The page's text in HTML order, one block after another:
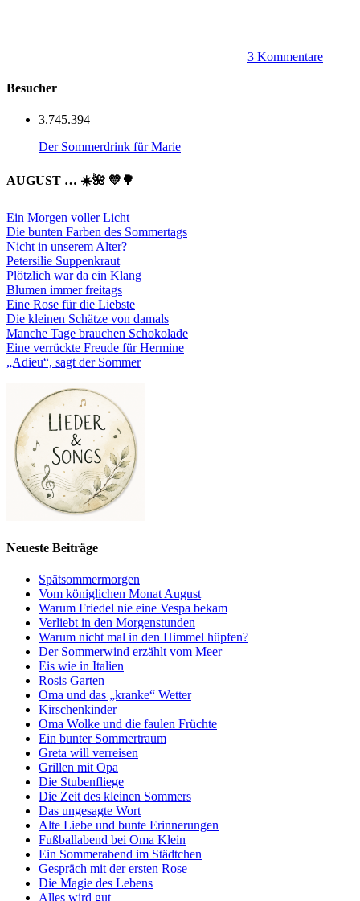
3 Kommentare
Besucher
3.745.394
Der Sommerdrink für Marie
AUGUST … ☀️🌺 💛🌳
Ein Morgen voller Licht
Die bunten Farben des Sommertags
Nicht in unserem Alter?
Petersilie Suppenkraut
Plötzlich war da ein Klang
Blumen immer freitags
Eine Rose für die Liebste
Die kleinen Schätze von damals
Manche Tage brauchen Schokolade
Eine verrückte Freude für Hermine
„Adieu“, sagt der Sommer
Neueste Beiträge
Spätsommermorgen
Vom königlichen Monat August
Warum Friedel nie eine Vespa bekam
Verliebt in den Morgenstunden
Warum nicht mal in den Himmel hüpfen?
Der Sommerwind erzählt vom Meer
Eis wie in Italien
Rosis Garten
Oma und das „kranke“ Wetter
Kirschenkinder
Oma Wolke und die faulen Früchte
Ein bunter Sommertraum
Greta will verreisen
Grillen mit Opa
Die Stubenfliege
Die Zeit des kleinen Sommers
Das ungesagte Wort
Alte Liebe und bunte Erinnerungen
Fußballabend bei Oma Klein
Ein Sommerabend im Städtchen
Gespräch mit der ersten Rose
Die Magie des Lebens
Alles wird gut